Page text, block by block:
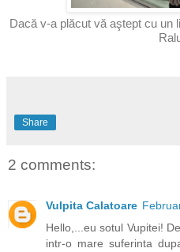
Dacă v-a plăcut vă aştept cu un
Share
2 comments:
Vulpita Calatoare
Hello,...eu sotul Vupitei!
intr-o mare suferinta